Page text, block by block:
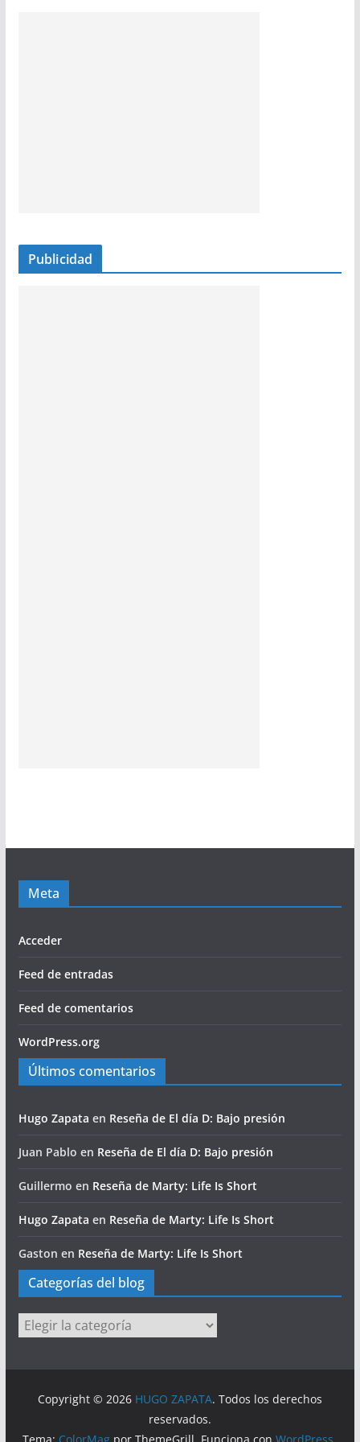
Publicidad
Meta
Acceder
Feed de entradas
Feed de comentarios
WordPress.org
Últimos comentarios
Hugo Zapata en Reseña de El día D: Bajo presión
Juan Pablo en Reseña de El día D: Bajo presión
Guillermo en Reseña de Marty: Life Is Short
Hugo Zapata en Reseña de Marty: Life Is Short
Gaston en Reseña de Marty: Life Is Short
Categorías del blog
Categorías
Copyright © 2026 HUGO ZAPATA. Todos los derechos
reservados.